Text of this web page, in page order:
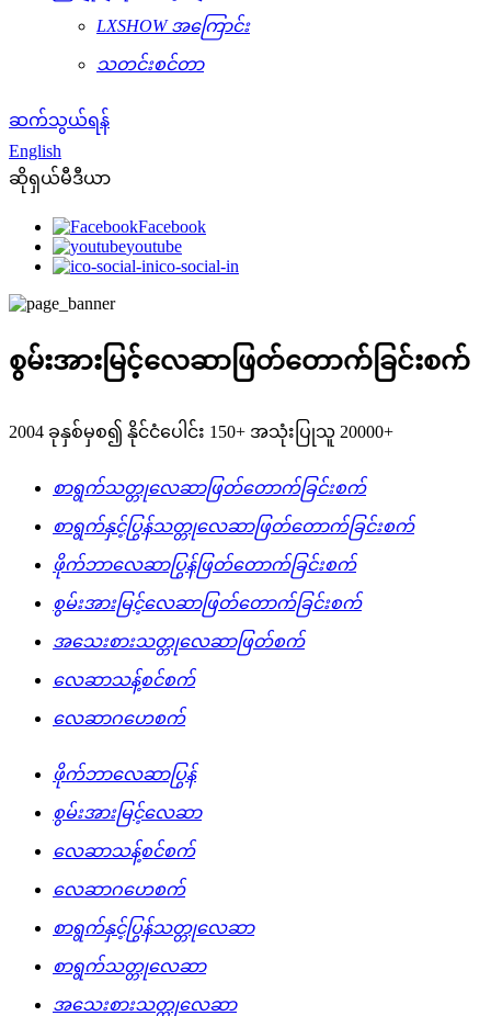
LXSHOW အကြောင်း
သတင်းစင်တာ
ဆက်သွယ်ရန်
English
ဆိုရှယ်မီဒီယာ
Facebook
youtube
ico-social-in
စွမ်းအားမြင့်လေဆာဖြတ်တောက်ခြင်းစက်
2004 ခုနှစ်မှစ၍ နိုင်ငံပေါင်း 150+ အသုံးပြုသူ 20000+
စာရွက်သတ္တုလေဆာဖြတ်တောက်ခြင်းစက်
စာရွက်နှင့်ပြွန်သတ္တုလေဆာဖြတ်တောက်ခြင်းစက်
ဖိုက်ဘာလေဆာပြွန်ဖြတ်တောက်ခြင်းစက်
စွမ်းအားမြင့်လေဆာဖြတ်တောက်ခြင်းစက်
အသေးစားသတ္တုလေဆာဖြတ်စက်
လေဆာသန့်စင်စက်
လေဆာဂဟေစက်
ဖိုက်ဘာလေဆာပြွန်
စွမ်းအားမြင့်လေဆာ
လေဆာသန့်စင်စက်
လေဆာဂဟေစက်
စာရွက်နှင့်ပြွန်သတ္တုလေဆာ
စာရွက်သတ္တုလေဆာ
အသေးစားသတ္တုလေဆာ